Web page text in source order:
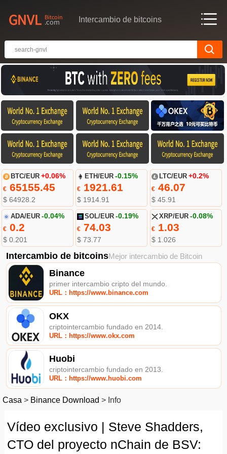
Intercambio de bitcoins
BTC/EUR +0.06%
€65155.45
$ 64928.2
ETH/EUR -0.15%
€ 1921.61
$ 1914.91
LTC/EUR +0.2%
€46.07
$ 45.91
ADA/EUR -0.04%
€0.2
$ 0.201
SOL/EUR -0.19%
€ 74.03
$ 73.77
XRP/EUR -0.08%
€1.03
$ 1.026
Intercambio de bitcoinsMejor intercambio de Bitcoin
Binance
primer intercambio cripto del mundo.
URL：https://www.binance.com
OKX
criptointercambio fundado en 2014.
URL：https://www.okx.com
Huobi
criptointercambio fundado en 2013.
URL：https://www.huobi.com
Casa > Binance Download > Info
Vídeo exclusivo | Steve Shadders,
CTO del proyecto nChain de BSV: